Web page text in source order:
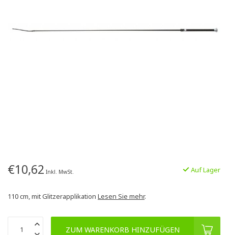
€10,62 Inkl. MwSt. Auf Lager
110 cm, mit Glitzerapplikation Lesen Sie mehr.
ZUM WARENKORB HINZUFÜGEN